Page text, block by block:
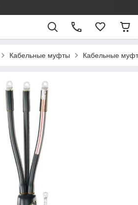
Кабельные муфты Кабельные